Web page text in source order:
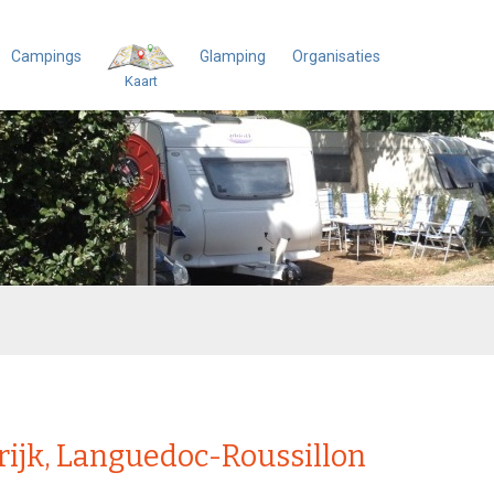
Campings
Kaart
Glamping Organisaties
Languedoc-Roussillon